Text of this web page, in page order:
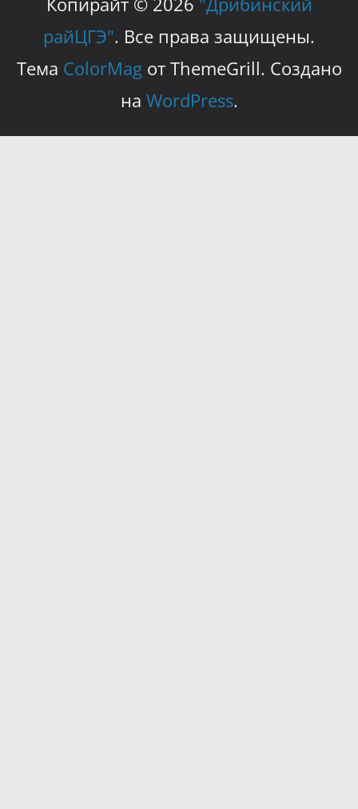
райЦГЭ". Все права защищены.
Тема ColorMagот ThemeGrill. Создано
на WordPress.